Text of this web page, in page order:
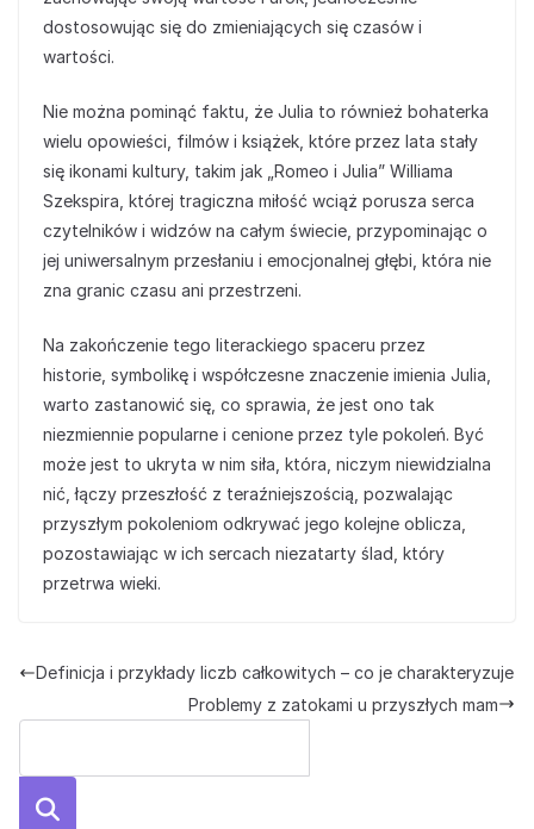
dostosowując się do zmieniających się czasów i
wartości.
Nie można pominąć faktu, że Julia to również bohaterka
wielu opowieści, filmów i książek, które przez lata stały
się ikonami kultury, takim jak „Romeo i Julia” Williama
Szekspira, której tragiczna miłość wciąż porusza serca
czytelników i widzów na całym świecie, przypominając o
jej uniwersalnym przesłaniu i emocjonalnej głębi, która nie
zna granic czasu ani przestrzeni.
Na zakończenie tego literackiego spaceru przez
historie, symbolikę i współczesne znaczenie imienia Julia,
warto zastanowić się, co sprawia, że jest ono tak
niezmiennie popularne i cenione przez tyle pokoleń. Być
może jest to ukryta w nim siła, która, niczym niewidzialna
nić, łączy przeszłość z teraźniejszością, pozwalając
przyszłym pokoleniom odkrywać jego kolejne oblicza,
pozostawiając w ich sercach niezatarty ślad, który
przetrwa wieki.
Definicja i przykłady liczb całkowitych – co je charakteryzuje
Problemy z zatokami u przyszłych mam
Szuka